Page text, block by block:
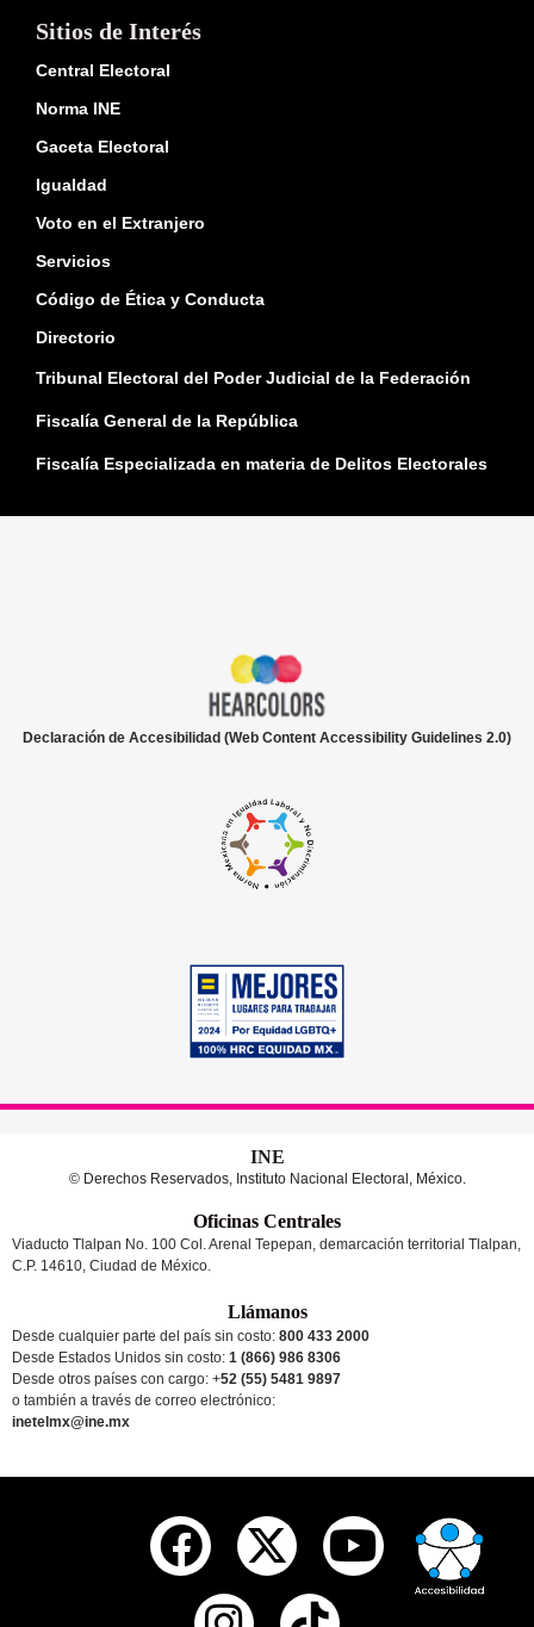
Sitios de Interés
Central Electoral
Norma INE
Gaceta Electoral
Igualdad
Voto en el Extranjero
Servicios
Código de Ética y Conducta
Directorio
Tribunal Electoral del Poder Judicial de la Federación
Fiscalía General de la República
Fiscalía Especializada en materia de Delitos Electorales
Declaración de Accesibilidad (Web Content Accessibility Guidelines 2.0)
INE
© Derechos Reservados, Instituto Nacional Electoral, México.
Oficinas Centrales
Viaducto Tlalpan No. 100 Col. Arenal Tepepan, demarcación territorial Tlalpan,
C.P. 14610, Ciudad de México.
Llámanos
Desde cualquier parte del país sin costo: 800 433 2000
Desde Estados Unidos sin costo: 1 (866) 986 8306
Desde otros países con cargo: +52 (55) 5481 9897
o también a través de correo electrónico:
inetelmx@ine.mx